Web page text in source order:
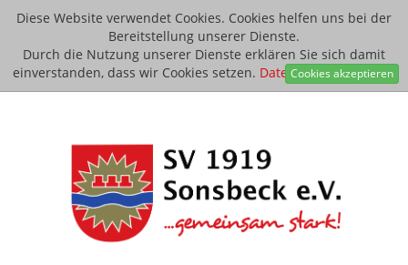
Diese Website verwendet Cookies. Cookies helfen uns bei der
Bereitstellung unserer Dienste.
Durch die Nutzung unserer Dienste erklären Sie sich damit
einverstanden, dass wir Cookies setzen. Datenschutzerklärung
Cookies akzeptieren